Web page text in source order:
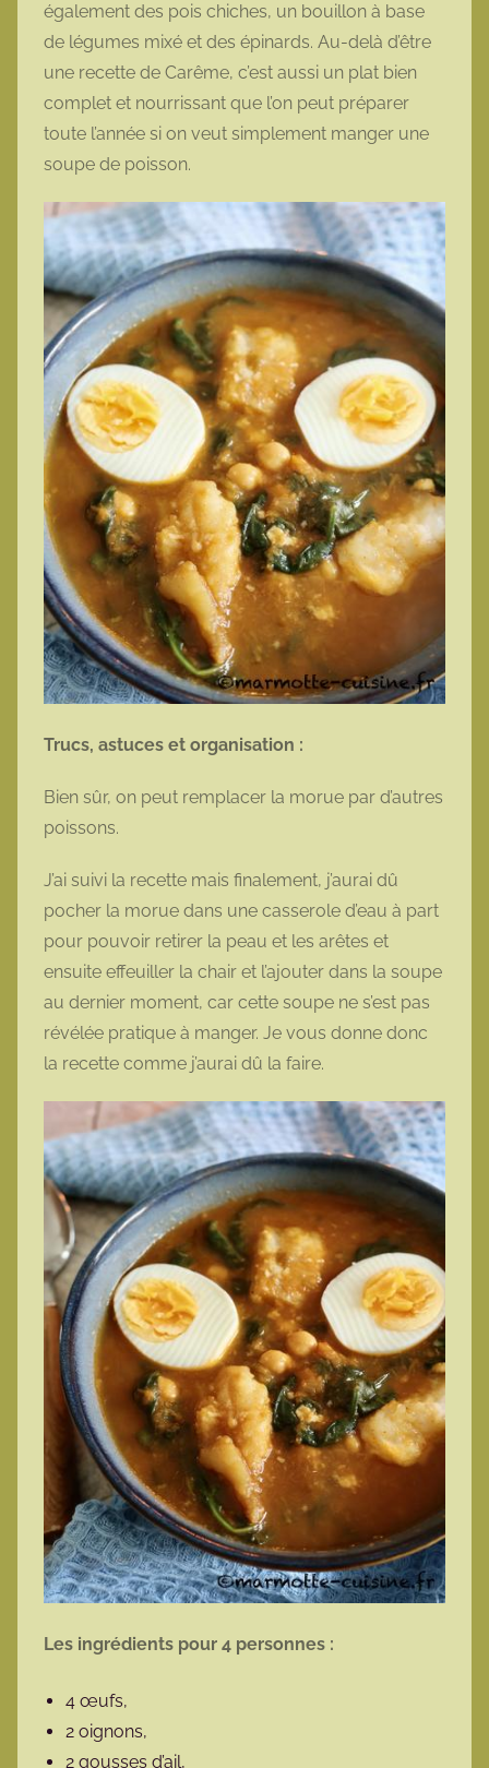
également des pois chiches, un bouillon à base
de légumes mixé et des épinards. Au-delà d’être
une recette de Carême, c’est aussi un plat bien
complet et nourrissant que l’on peut préparer
toute l’année si on veut simplement manger une
soupe de poisson.
Trucs, astuces et organisation :
Bien sûr, on peut remplacer la morue par d’autres
poissons.
J’ai suivi la recette mais finalement, j’aurai dû
pocher la morue dans une casserole d’eau à part
pour pouvoir retirer la peau et les arêtes et
ensuite effeuiller la chair et l’ajouter dans la soupe
au dernier moment, car cette soupe ne s’est pas
révélée pratique à manger. Je vous donne donc
la recette comme j’aurai dû la faire.
Les ingrédients pour 4 personnes :
4 œufs,
2 oignons,
2 gousses d’ail,